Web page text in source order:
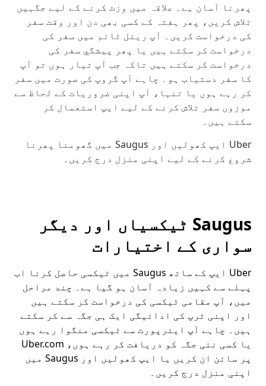
پھرنا آسان ہے۔ علاقہ میں وزٹ کرنے کے لیے جگہیں
تلاش کریں، پھر ہفتہ کے کسی بھی دن اور وقت سفر
کی درخواست کریں۔ آپ ریئل ٹائم میں سفر کی
درخواست کر سکتے ہیں یا پھر پیشگي سفر کی
درخواست کر سکتے ہیں تاکہ جب آپ تیار ہوں تو آپ
کا سفر دستیاب ہو۔ چاہے آپ گروپ کی صورت میں سفر
کر رہے ہوں یا تنہا، آپ اپنی ضروریات کے لحاظ سے
موزوں سفر تلاش کرنے کے لیے ایپ استعمال کر
سکتے ہیں۔
Uber ایپ کھولیں اور Saugus میں گھومنا پھرنا
شروع کرنے کے لیے اپنی منزل درج کریں۔
Saugus ٹیکسیاں اور دیگر
سواری کے اختیارات
Uber ایپ کے ساتھ Saugus میں ٹیکسی حاصل کرنا اب
پہلے سے کہیں زیادہ آسان ہو گیا ہے۔ چند مراحل
میں، آپ مقامی ٹیکسی کی درخواست کر سکتے ہیں
اور اپنی ٹرپ کی ادائیگی ایک ہی جگہ سے کر سکتے
ہیں۔ چاہے آپ ایئرپورٹ سے ٹیکسی منگوا رہے ہوں
یا کسی نئی جگہ کو دریافت کر رہے ہوں، Uber.com
پر سائن ان کریں یا ایپ کھولیں اور Saugus میں
اپنی منزل درج کریں۔